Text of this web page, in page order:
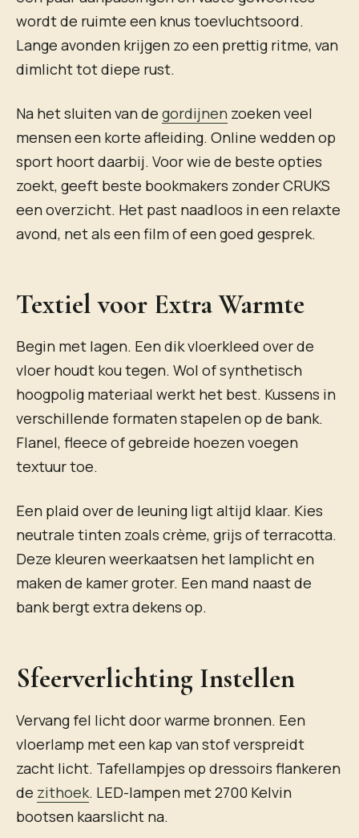
wordt de ruimte een knus toevluchtsoord.
Lange avonden krijgen zo een prettig ritme, van
dimlicht tot diepe rust.
Na het sluiten van de gordijnen zoeken veel
mensen een korte afleiding. Online wedden op
sport hoort daarbij. Voor wie de beste opties
zoekt, geeft beste bookmakers zonder CRUKS
een overzicht. Het past naadloos in een relaxte
avond, net als een film of een goed gesprek.
Textiel voor Extra Warmte
Begin met lagen. Een dik vloerkleed over de
vloer houdt kou tegen. Wol of synthetisch
hoogpolig materiaal werkt het best. Kussens in
verschillende formaten stapelen op de bank.
Flanel, fleece of gebreide hoezen voegen
textuur toe.
Een plaid over de leuning ligt altijd klaar. Kies
neutrale tinten zoals crème, grijs of terracotta.
Deze kleuren weerkaatsen het lamplicht en
maken de kamer groter. Een mand naast de
bank bergt extra dekens op.
Sfeerverlichting Instellen
Vervang fel licht door warme bronnen. Een
vloerlamp met een kap van stof verspreidt
zacht licht. Tafellampjes op dressoirs flankeren
de zithoek. LED-lampen met 2700 Kelvin
bootsen kaarslicht na.